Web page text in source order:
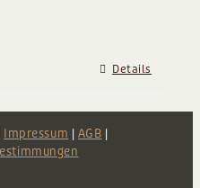
Details
Impressum | AGB |